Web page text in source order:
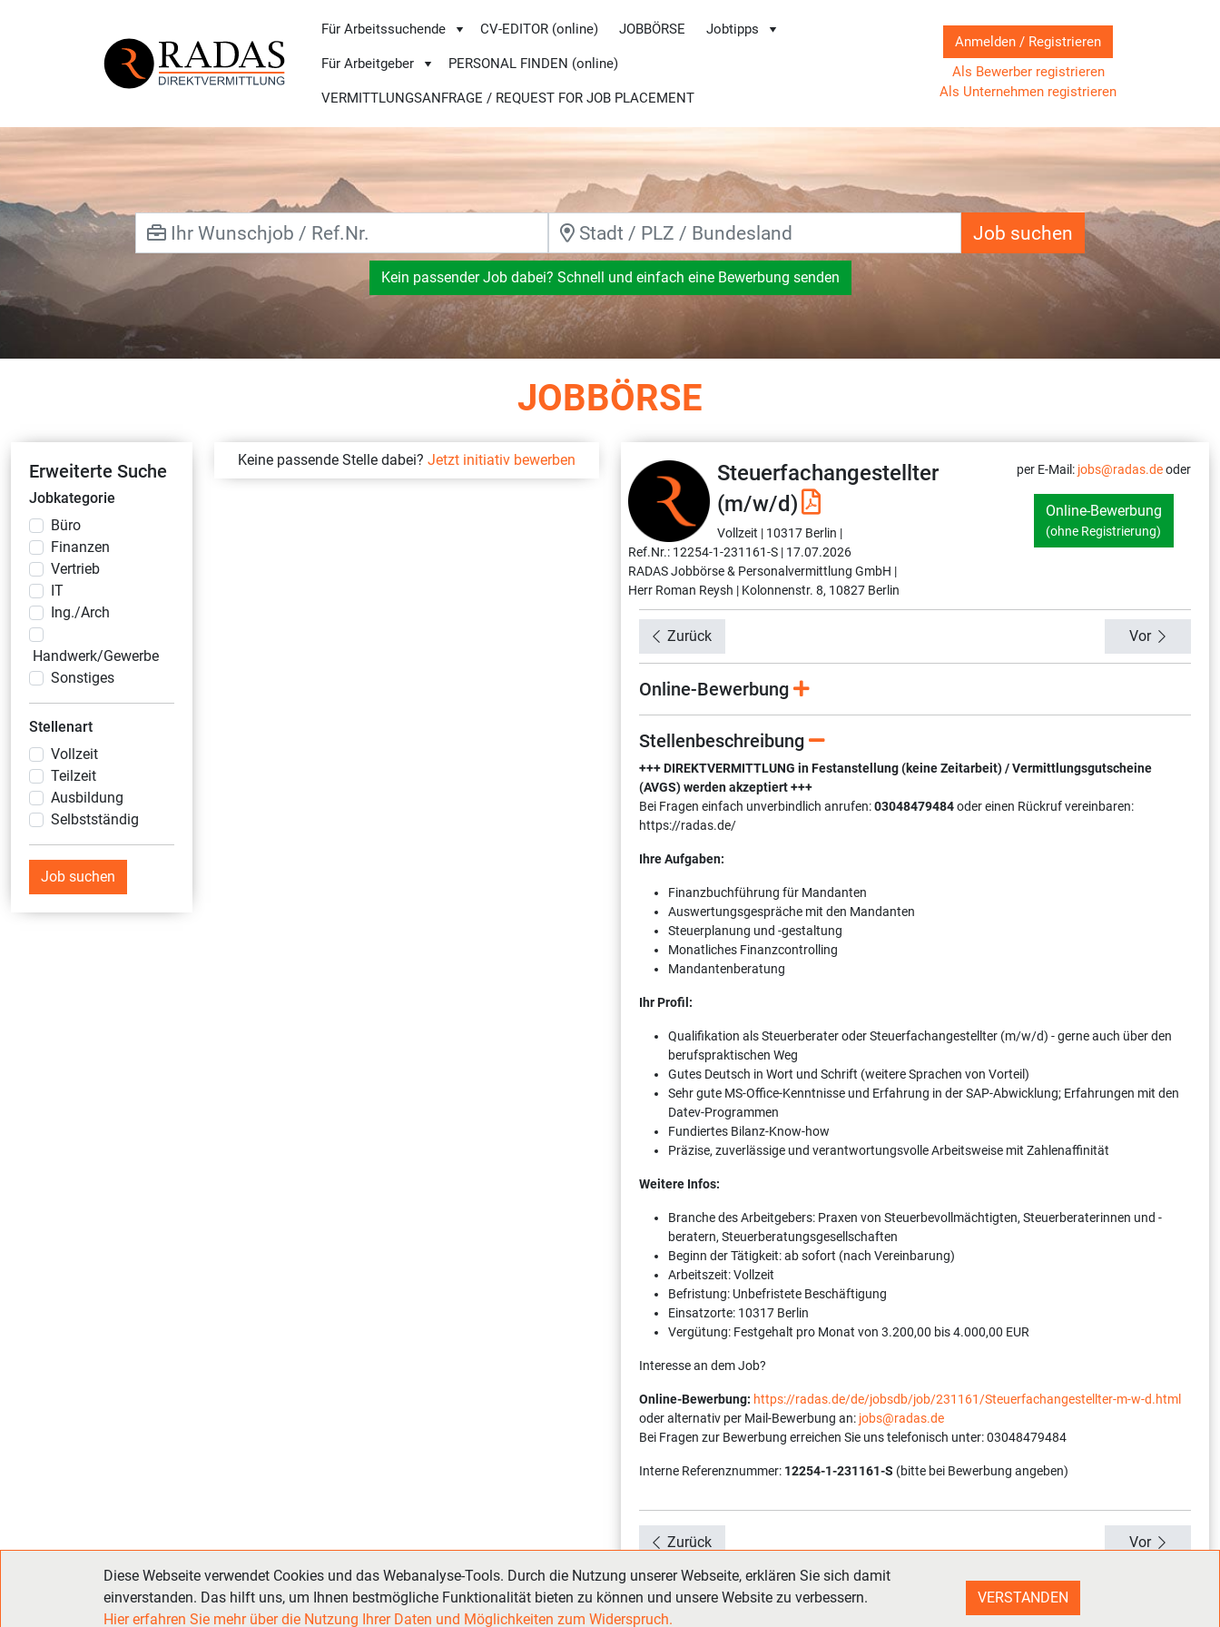
Für Arbeitssuchende CV-EDITOR (online) JOBBÖRSE Jobtipps
Für Arbeitgeber PERSONAL FINDEN (online)
VERMITTLUNGSANFRAGE / REQUEST FOR JOB PLACEMENT
Anmelden / Registrieren
Als Bewerber registrieren
Als Unternehmen registrieren
Job suchen
Kein passender Job dabei? Schnell und einfach eine Bewerbung senden
JOBBÖRSE
Erweiterte Suche
Jobkategorie
Büro
Finanzen
Vertrieb
IT
Ing./Arch
Handwerk/Gewerbe
Sonstiges
Stellenart
Vollzeit
Teilzeit
Ausbildung
Selbstständig
Job suchen
Keine passende Stelle dabei? Jetzt initiativ bewerben
Steuerfachangestellter
(m/w/d)
Vollzeit | 10317 Berlin |
Ref.Nr.: 12254-1-231161-S | 17.07.2026
RADAS Jobbörse & Personalvermittlung GmbH |
Herr Roman Reysh | Kolonnenstr. 8, 10827 Berlin
per E-Mail: jobs@radas.deoder
Online-Bewerbung
(ohne Registrierung)
Zurück Vor
Online-Bewerbung
Stellenbeschreibung
+++ DIREKTVERMITTLUNG in Festanstellung (keine Zeitarbeit) / Vermittlungsgutscheine
(AVGS) werden akzeptiert +++
Bei Fragen einfach unverbindlich anrufen:03048479484oder einen Rückruf vereinbaren:
https://radas.de/
Ihre Aufgaben:
Finanzbuchführung für Mandanten
Auswertungsgespräche mit den Mandanten
Steuerplanung und -gestaltung
Monatliches Finanzcontrolling
Mandantenberatung
Ihr Profil:
Qualifikation als Steuerberater oder Steuerfachangestellter (m/w/d) - gerne auch über den
berufspraktischen Weg
Gutes Deutsch in Wort und Schrift (weitere Sprachen von Vorteil)
Sehr gute MS-Office-Kenntnisse und Erfahrung in der SAP-Abwicklung; Erfahrungen mit den
Datev-Programmen
Fundiertes Bilanz-Know-how
Präzise, zuverlässige und verantwortungsvolle Arbeitsweise mit Zahlenaffinität
Weitere Infos:
Branche des Arbeitgebers: Praxen von Steuerbevollmächtigten, Steuerberaterinnen und -
beratern, Steuerberatungsgesellschaften
Beginn der Tätigkeit: ab sofort (nach Vereinbarung)
Arbeitszeit: Vollzeit
Befristung: Unbefristete Beschäftigung
Einsatzorte: 10317 Berlin
Vergütung: Festgehalt pro Monat von 3.200,00 bis 4.000,00 EUR
Interesse an dem Job?
Online-Bewerbung: https://radas.de/de/jobsdb/job/231161/Steuerfachangestellter-m-w-d.html
oder alternativ per Mail-Bewerbung an: jobs@radas.de
Bei Fragen zur Bewerbung erreichen Sie uns telefonisch unter: 03048479484
Interne Referenznummer: 12254-1-231161-S (bitte bei Bewerbung angeben)
Zurück Vor
Diese Webseite verwendet Cookies und das Webanalyse-Tools. Durch die Nutzung unserer Webseite, erklären Sie sich damit
einverstanden. Das hilft uns, um Ihnen bestmögliche Funktionalität bieten zu können und unsere Website zu verbessern.
Hier erfahren Sie mehr über die Nutzung Ihrer Daten und Möglichkeiten zum Widerspruch.
VERSTANDEN